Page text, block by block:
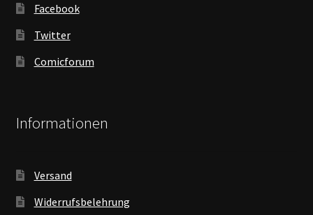
Facebook
Twitter
Comicforum
Informationen
Versand
Widerrufsbelehrung